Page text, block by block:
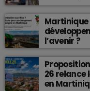
Martinique
l’avenir ?
26 relance
en